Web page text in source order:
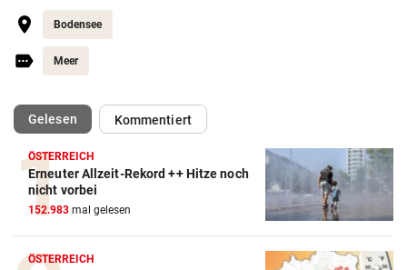
Bodensee
Meer
Gelesen(ausgewählt)Kommentiert
ÖSTERREICH
Erneuter Allzeit-Rekord ++ Hitze noch
nicht vorbei
152.983 mal gelesen
ÖSTERREICH